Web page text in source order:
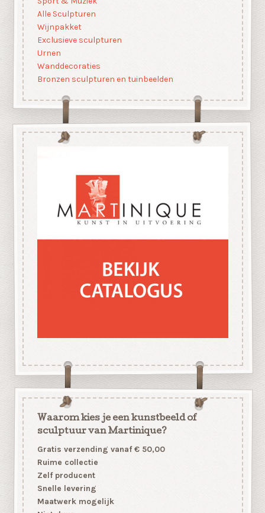
Alle Sculpturen
Wijnpakket
Exclusieve sculpturen
Urnen
Wanddecoraties
Bronzen sculpturen en tuinbeelden
Waarom kies je een kunstbeeld of
sculptuur van Martinique?
Gratis verzending vanaf € 50,00
Ruime collectie
Zelf producent
Snelle levering
Maatwerk mogelijk